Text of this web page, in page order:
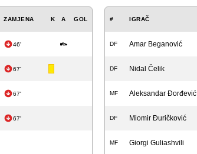
ZAMJENA K A GOL
46'
67'
67'
67'
# IGRAČ
DF Amar Beganović
DF Nidal Čelik
MF Aleksandar Đorđević
DF Miomir Đuričković
MF Giorgi Guliashvili